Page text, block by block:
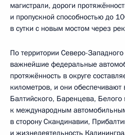
магистрали, дороги
и пропускной способностью до
в сутки с новым мостом через
По территории Северо-
важнейшие федеральные
протяжённость в округе
километров, и они обеспечивают
Балтийского, Баренцева,
к международным
в сторону Скандинавии,